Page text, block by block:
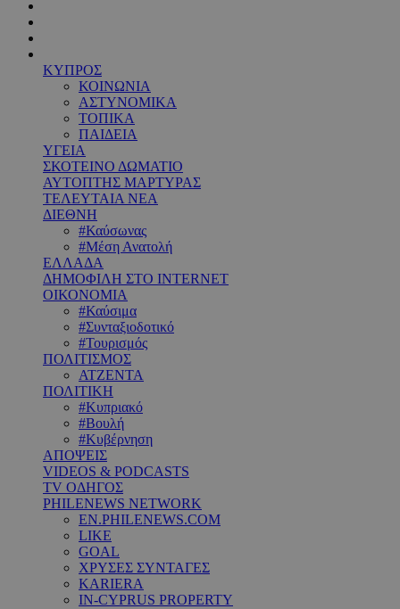
ΚΥΠΡΟΣ
ΚΟΙΝΩΝΙΑ
ΑΣΤΥΝΟΜΙΚΑ
ΤΟΠΙΚΑ
ΠΑΙΔΕΙΑ
ΥΓΕΙΑ
ΣΚΟΤΕΙΝΟ ΔΩΜΑΤΙΟ
ΑΥΤΟΠΤΗΣ ΜΑΡΤΥΡΑΣ
ΤΕΛΕΥΤΑΙΑ ΝΕΑ
ΔΙΕΘΝΗ
#Καύσωνας
#Μέση Ανατολή
ΕΛΛΑΔΑ
ΔΗΜΟΦΙΛΗ ΣΤΟ INTERNET
ΟΙΚΟΝΟΜΙΑ
#Καύσιμα
#Συνταξιοδοτικό
#Τουρισμός
ΠΟΛΙΤΙΣΜΟΣ
ΑΤΖΕΝΤΑ
ΠΟΛΙΤΙΚΗ
#Κυπριακό
#Βουλή
#Κυβέρνηση
ΑΠΟΨΕΙΣ
VIDEOS & PODCASTS
TV ΟΔΗΓΟΣ
PHILENEWS NETWORK
EN.PHILENEWS.COM
LIKE
GOAL
ΧΡΥΣΕΣ ΣΥΝΤΑΓΕΣ
KARIERA
IN-CYPRUS PROPERTY